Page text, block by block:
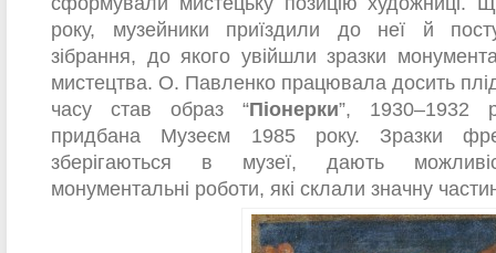
року, музейники приїздили до неї й
зібрання, до якого увійшли зразки
мистецтва. О. Павленко працювала досить
часу став образ “Піонерки”, 1930–1932
придбана Музеєм 1985 року. Зразки
зберігаються в музеї, дають
монументальні роботи, які склали значну